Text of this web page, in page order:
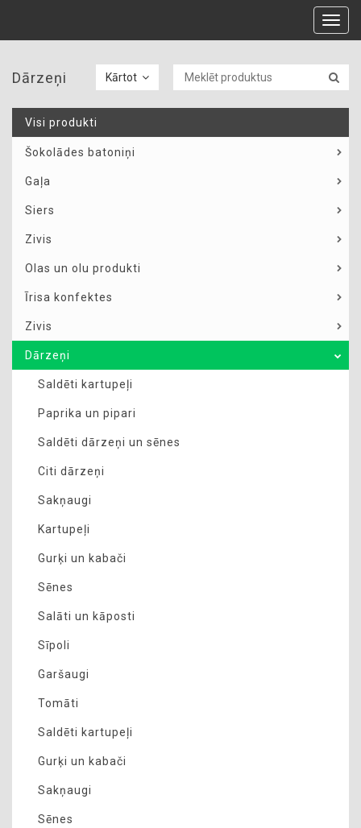
Dārzeņi Kārtot
Visi produkti
Šokolādes batoniņi
Gaļa
Siers
Zivis
Olas un olu produkti
Īrisa konfektes
Zivis
Dārzeņi
Saldēti kartupeļi
Paprika un pipari
Saldēti dārzeņi un sēnes
Citi dārzeņi
Sakņaugi
Kartupeļi
Gurķi un kabači
Sēnes
Salāti un kāposti
Sīpoli
Garšaugi
Tomāti
Saldēti kartupeļi
Gurķi un kabači
Sakņaugi
Sēnes